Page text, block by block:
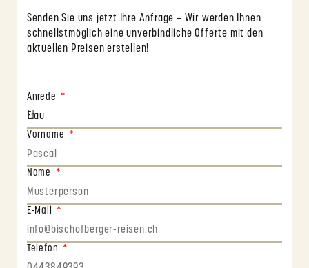
Senden Sie uns jetzt Ihre Anfrage – Wir werden Ihnen
schnellstmöglich eine unverbindliche Offerte mit den
aktuellen Preisen erstellen!
Anrede
Vorname
Name
E-Mail
Telefon